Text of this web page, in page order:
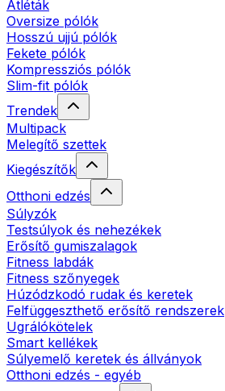
Atléták
Oversize pólók
Hosszú ujjú pólók
Fekete pólók
Kompressziós pólók
Slim-fit pólók
Trendek
Multipack
Melegítő szettek
Kiegészítők
Otthoni edzés
Súlyzók
Testsúlyok és nehezékek
Erősítő gumiszalagok
Fitness labdák
Fitness szőnyegek
Húzódzkodó rudak és keretek
Felfüggeszthető erősítő rendszerek
Ugrálókötelek
Smart kellékek
Súlyemelő keretek és állványok
Otthoni edzés - egyéb